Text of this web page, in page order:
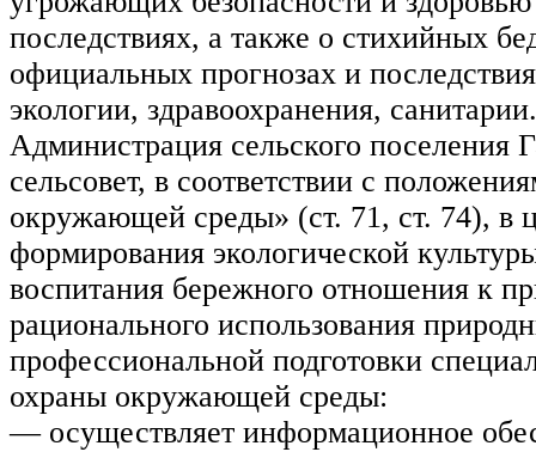
последствиях, а также о стихийных
официальных прогнозах и
экологии, здравоохранения, санитарии.
Администрация сельского поселения
сельсовет, в соответствии с
окружающей среды» (ст. 71, ст. 74), в
формирования экологической
воспитания бережного отношения к
рационального использования
профессиональной подготовки
охраны окружающей среды:
— осуществляет информационное